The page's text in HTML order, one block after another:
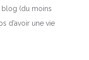
blog (du moins
d’avoir une vie